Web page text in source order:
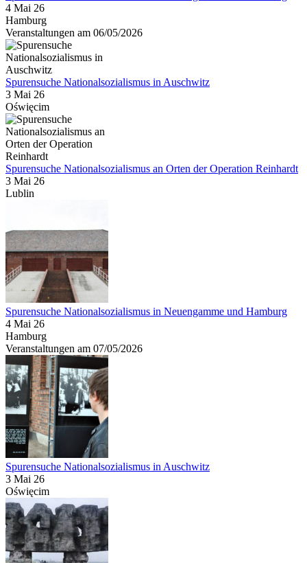
4 Mai 26
Hamburg
Veranstaltungen am 06/05/2026
Spurensuche Nationalsozialismus in Auschwitz
3 Mai 26
Oświęcim
Spurensuche Nationalsozialismus an Orten der Operation Reinhardt
3 Mai 26
Lublin
Spurensuche Nationalsozialismus in Neuengamme und Hamburg
4 Mai 26
Hamburg
Veranstaltungen am 07/05/2026
Spurensuche Nationalsozialismus in Auschwitz
3 Mai 26
Oświęcim